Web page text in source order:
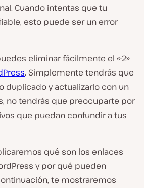
Cuando intentas que tu
esto puede ser un error
eliminar fácilmente el «-2»
. Simplemente tendrás que
duplicado y actualizarlo con un
no tendrás que preocuparte por
que puedan confundir a tus
qué son los enlaces
y por qué pueden
te mostraremos